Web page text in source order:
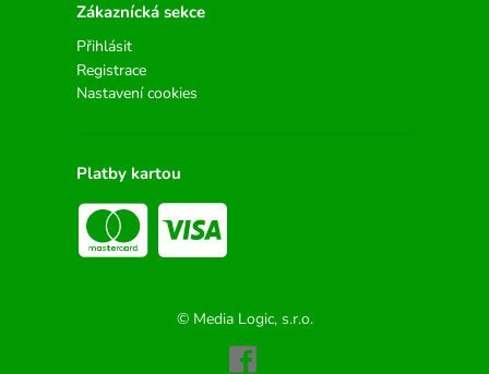
Zákaznícká sekce
Přihlásit
Registrace
Nastavení cookies
Platby kartou
© Media Logic, s.r.o.